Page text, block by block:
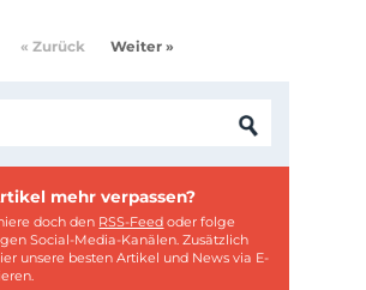
« Zurück Weiter »
mehr verpassen?
doch den RSS-Feed oder folge
Social-Media-Kanälen. Zusätzlich
unsere besten Artikel und News via E-